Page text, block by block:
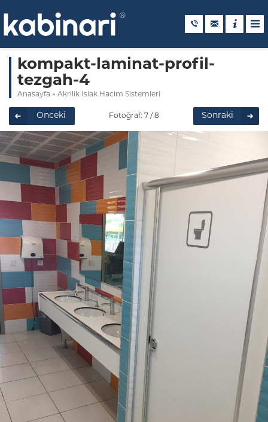
kompakt-laminat-profil-
tezgah-4
Anasayfa » Akrilik Islak Hacim Sistemleri
Önceki Fotoğraf: 7 / 8 Sonraki